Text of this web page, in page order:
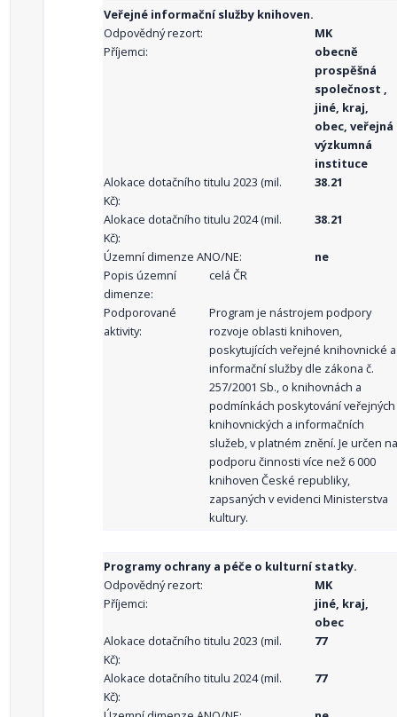
Veřejné informační služby knihoven.
Odpovědný rezort:
MK
Příjemci:
obecně
prospěšná
společnost ,
jiné, kraj,
obec, veřejná
výzkumná
instituce
Alokace dotačního titulu 2023 (mil.
Kč):
38.21
Alokace dotačního titulu 2024 (mil.
Kč):
38.21
Územní dimenze ANO/NE:
ne
Popis územní
dimenze:
celá ČR
Podporované
aktivity:
Program je nástrojem podpory
rozvoje oblasti knihoven,
poskytujících veřejné knihovnické a
informační služby dle zákona č.
257/2001 Sb., o knihovnách a
podmínkách poskytování veřejných
knihovnických a informačních
služeb, v platném znění. Je určen na
podporu činnosti více než 6 000
knihoven České republiky,
zapsaných v evidenci Ministerstva
kultury.
Programy ochrany a péče o kulturní statky.
Odpovědný rezort:
MK
Příjemci:
jiné, kraj,
obec
Alokace dotačního titulu 2023 (mil.
Kč):
77
Alokace dotačního titulu 2024 (mil.
Kč):
77